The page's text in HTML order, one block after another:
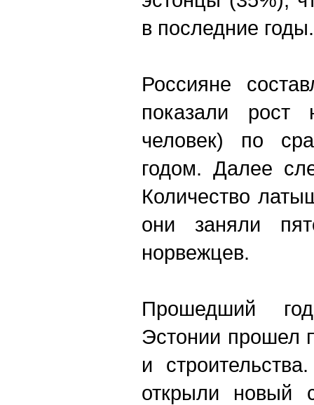
в последние годы.
Россияне
показали
человек) по
годом. Далее
Количество
они заняли
норвежцев.
Прошедший
Эстонии прошел
и
открыли новый